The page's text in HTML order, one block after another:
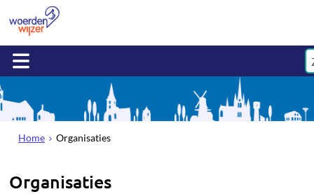
Home Organisaties
Organisaties